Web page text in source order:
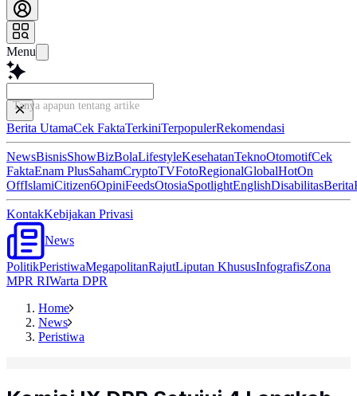
Menu
Tanya apapun tentang artikel ini...
Berita UtamaCek FaktaTerkiniTerpopulerRekomendasi
NewsBisnisShowBizBolaLifestyleKesehatanTeknoOtomotifCek
FaktaEnam PlusSahamCryptoTVFotoRegionalGlobalHotOn
OffIslamiCitizen6OpiniFeedsOtosiaSpotlightEnglishDisabilitasBerita
KontakKebijakan Privasi
News
PolitikPeristiwaMegapolitanRajutLiputan KhususInfografisZona
MPR RIWarta DPR
Home
News
Peristiwa